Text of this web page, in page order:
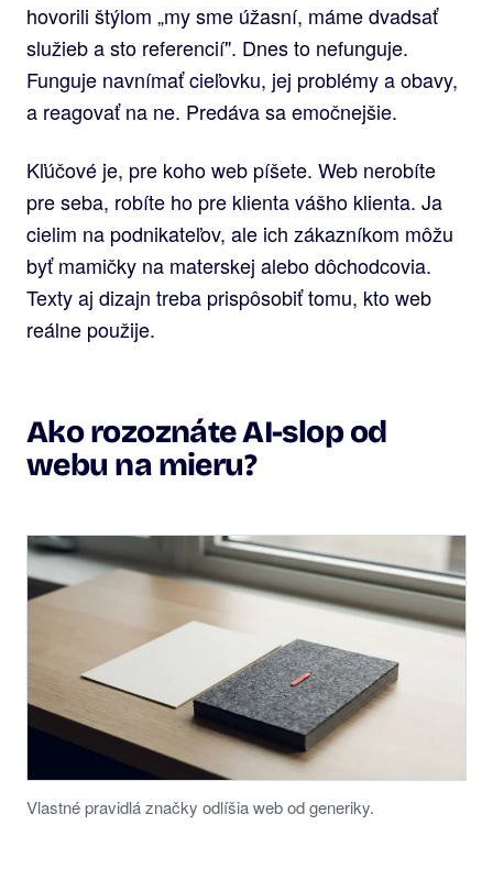
hovorili štýlom „my sme úžasní, máme dvadsať
služieb a sto referencií". Dnes to nefunguje.
Funguje navnímať cieľovku, jej problémy a obavy,
a reagovať na ne. Predáva sa emočnejšie.
Kľúčové je, pre koho web píšete. Web nerobíte
pre seba, robíte ho pre klienta vášho klienta. Ja
cielim na podnikateľov, ale ich zákazníkom môžu
byť mamičky na materskej alebo dôchodcovia.
Texty aj dizajn treba prispôsobiť tomu, kto web
reálne použije.
Ako rozoznáte AI-slop od
webu na mieru?
Vlastné pravidlá značky odlíšia web od generiky.